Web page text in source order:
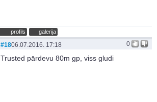
profils galerija
0
#1806.07.2016. 17:18
Trusted pārdevu 80m gp, viss gludi